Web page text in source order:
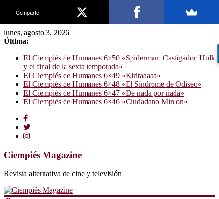
lunes, agosto 3, 2026
Última:
El Ciempiés de Humanes 6×50 «Spiderman, Castigador, Hulk
y el final de la sexta temporada»
El Ciempiés de Humanes 6×49 «Kiritaaaaa»
El Ciempiés de Humanes 6×48 «El Síndrome de Odiseo»
El Ciempiés de Humanes 6×47 «De nada por nada»
El Ciempiés de Humanes 6×46 «Ciudadano Minion»
Ciempiés Magazine
Revista alternativa de cine y televisión
Comparte